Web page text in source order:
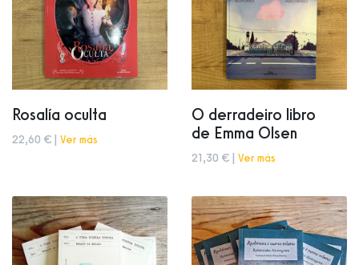
Rosalía oculta
22,60 € | Ver más
O derradeiro libro
de Emma Olsen
21,30 € | Ver más